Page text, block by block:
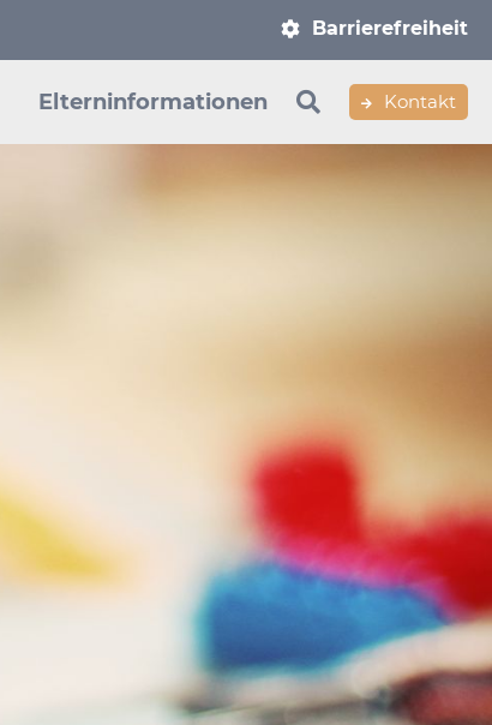
überspringen
Barrierefreiheit
Elterninformationen Kontakt